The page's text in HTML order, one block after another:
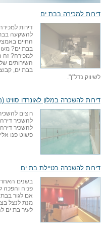
דירות למכירה בבת ים
דירות
להשקעה בבת
החיים
בבת ים?
למכירה? זה
השירותים
בבת ים,
לשיווק נדל"ן".
דירות להשכרה במלון לאונרדו סוויט
רוצים
להשכיר
להשכיר
פשוט פנו
דירות להשכרה בטיילת בת ים
בשנים
פניה והפכה
אם לגור בבת
מנת לנצל
לעיר בת ים